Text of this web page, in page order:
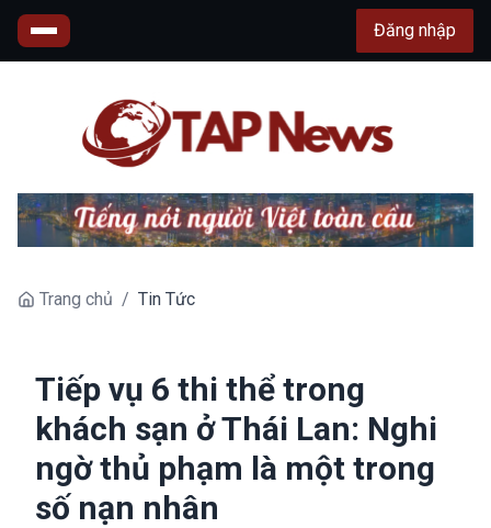
Đăng nhập
Trang chủ / Tin Tức
Tiếp vụ 6 thi thể trong
khách sạn ở Thái Lan: Nghi
ngờ thủ phạm là một trong
số nạn nhân